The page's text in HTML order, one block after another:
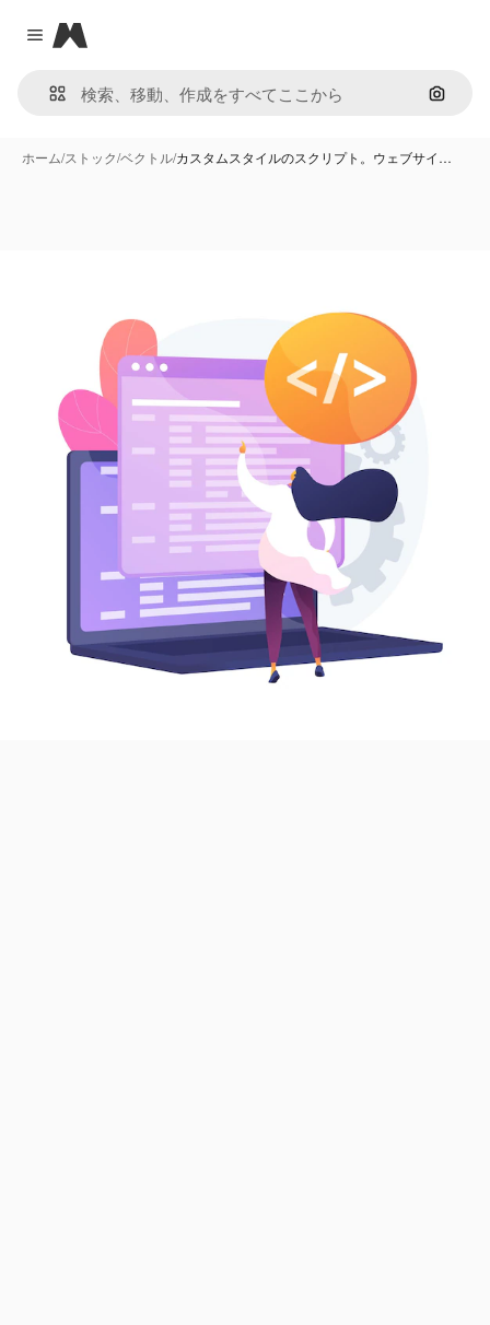
Close menu
Magnific
画像で
ホーム/ストック/ベクトル/カスタムスタイルのスクリプト。ウェブサイ…